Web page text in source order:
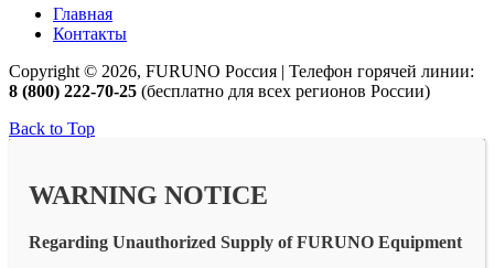
Главная
Контакты
Copyright © 2026, FURUNO Россия | Телефон горячей линии:
8 (800) 222-70-25 (бесплатно для всех регионов России)
Back to Top
WARNING NOTICE
Regarding Unauthorized Supply of FURUNO Equipment